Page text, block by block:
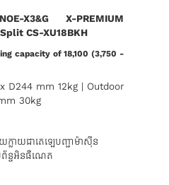
X3&G X-PREMIUM
CS-XU18BKH
capacity of 18,100 (3,750 -
D244 mm 12kg | Outdoor
30kg
ក្លាយជាតេឡេបញ្ជាម៉ាស៊ីន
ព័ន្ទអិនធឺណេត